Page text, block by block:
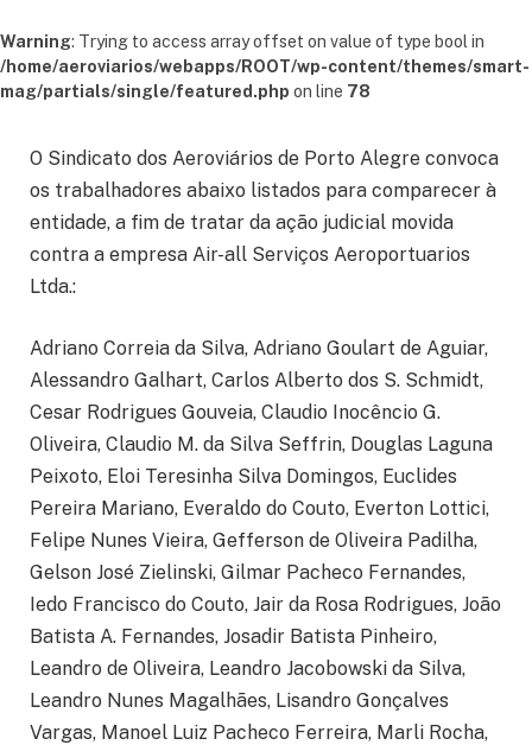
Warning: Trying to access array offset on value of type bool in
/home/aeroviarios/webapps/ROOT/wp-content/themes/smart-
mag/partials/single/featured.php on line 78
O Sindicato dos Aeroviários de Porto Alegre convoca
os trabalhadores abaixo listados para comparecer à
entidade, a fim de tratar da ação judicial movida
contra a empresa Air-all Serviços Aeroportuarios
Ltda.:
Adriano Correia da Silva, Adriano Goulart de Aguiar,
Alessandro Galhart, Carlos Alberto dos S. Schmidt,
Cesar Rodrigues Gouveia, Claudio Inocêncio G.
Oliveira, Claudio M. da Silva Seffrin, Douglas Laguna
Peixoto, Eloi Teresinha Silva Domingos, Euclides
Pereira Mariano, Everaldo do Couto, Everton Lottici,
Felipe Nunes Vieira, Gefferson de Oliveira Padilha,
Gelson José Zielinski, Gilmar Pacheco Fernandes,
Iedo Francisco do Couto, Jair da Rosa Rodrigues, João
Batista A. Fernandes, Josadir Batista Pinheiro,
Leandro de Oliveira, Leandro Jacobowski da Silva,
Leandro Nunes Magalhães, Lisandro Gonçalves
Vargas, Manoel Luiz Pacheco Ferreira, Marli Rocha,